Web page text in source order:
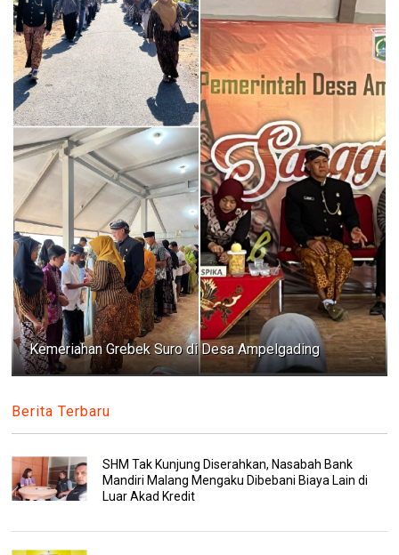
Kemeriahan Grebek Suro di Desa Ampelgading
Berita Terbaru
SHM Tak Kunjung Diserahkan, Nasabah Bank
Mandiri Malang Mengaku Dibebani Biaya Lain di
Luar Akad Kredit